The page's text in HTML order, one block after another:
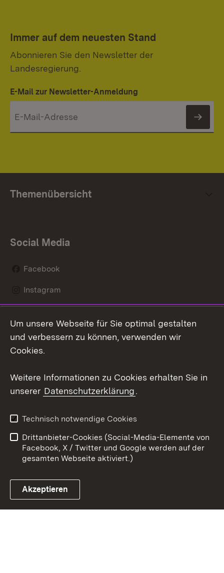
Immer auf dem neuesten Stand
Abonnieren Sie den Newsletter der
Landesregierung.
E-Mail zur Newsletter-Anmeldung
Themenübersicht
Social Media
Facebook
Instagram
Mastodon
Youtube
Link zum Landesportal
Kontakt
Datenschutz
Barrierefreiheit
Impressum Cookies
Um unsere Webseite für Sie optimal gestalten
und verbessern zu können, verwenden wir
Cookies.
Weitere Informationen zu Cookies erhalten Sie in
unserer Datenschutzerklärung.
Technisch notwendige Cookies
Drittanbieter-Cookies (Social-Media-Elemente von
Facebook, X / Twitter und Google werden auf der
gesamten Webseite aktiviert.)
Akzeptieren